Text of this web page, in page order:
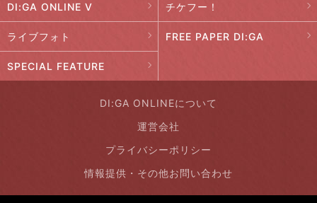
DI:GA ONLINE V チケフー！
ライブフォト FREE PAPER DI:GA
SPECIAL FEATURE
DI:GA ONLINEについて
運営会社
プライバシーポリシー
情報提供・その他お問い合わせ